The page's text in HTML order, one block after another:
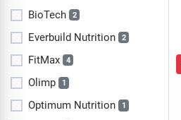
BioTech 2
Everbuild Nutrition 2
FitMax 4
Olimp 1
Optimum Nutrition 1